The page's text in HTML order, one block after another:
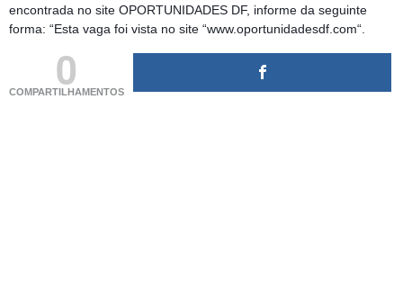
encontrada no site OPORTUNIDADES DF, informe da seguinte
forma: “Esta vaga foi vista no site “www.oportunidadesdf.com“.
0
COMPARTILHAMENTOS